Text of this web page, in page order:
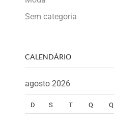
Sem categoria
CALENDÁRIO
agosto 2026
D S T Q Q